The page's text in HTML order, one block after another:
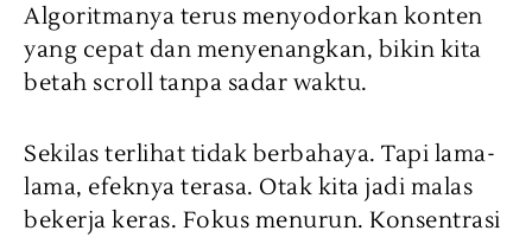
Algoritmanya terus menyodorkan konten
yang cepat dan menyenangkan, bikin kita
betah scroll tanpa sadar waktu.
Sekilas terlihat tidak berbahaya. Tapi lama-
lama, efeknya terasa. Otak kita jadi malas
bekerja keras. Fokus menurun. Konsentrasi